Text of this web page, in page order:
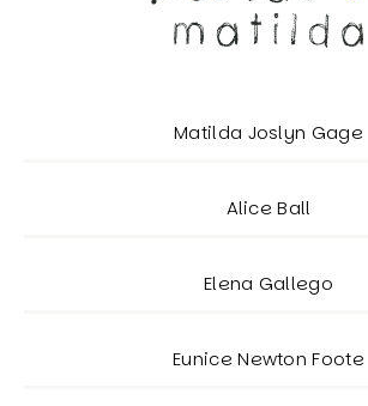
Matilda Joslyn Gage
Alice Ball
Elena Gallego
Eunice Newton Foote